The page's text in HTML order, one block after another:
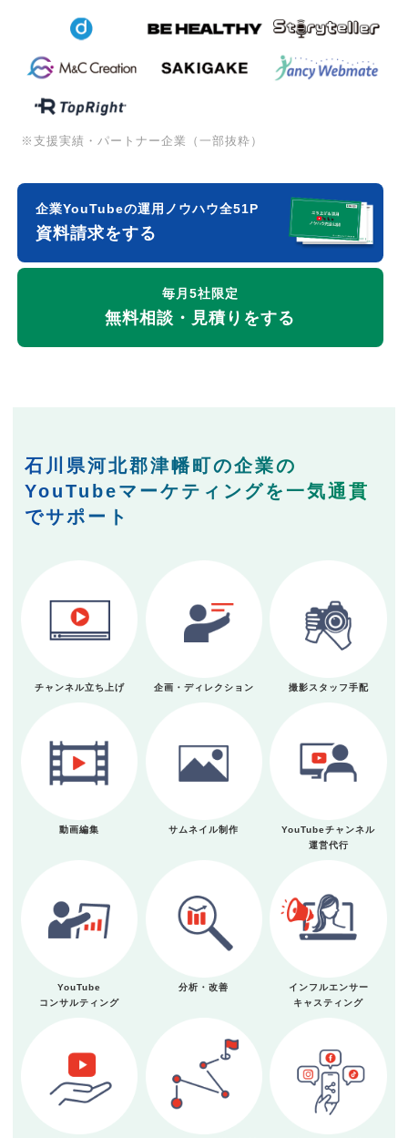
※支援実績・パートナー企業（一部抜粋）
企業YouTubeの運用ノウハウ全51P
資料請求をする
毎月5社限定
無料相談・見積りをする
石川県河北郡津幡町の企業の
YouTubeマーケティングを一気通貫
でサポート
チャンネル立ち上げ 企画・ディレクション 撮影スタッフ手配
動画編集 サムネイル制作
YouTubeチャンネル
運営代行
YouTube
コンサルティング
分析・改善
インフルエンサー
キャスティング